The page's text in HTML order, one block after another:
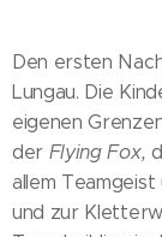
Den ersten
Lungau. Die
eigenen
der Flying Fox,
allem
und zur